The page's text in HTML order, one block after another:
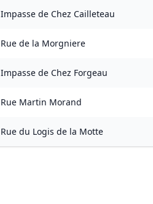
Impasse de Chez Cailleteau
Rue de la Morgniere
Impasse de Chez Forgeau
Rue Martin Morand
Rue du Logis de la Motte